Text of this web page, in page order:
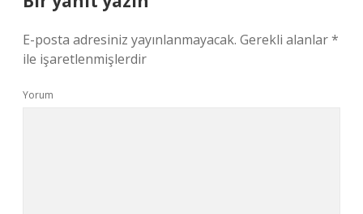
E-posta adresiniz yayınlanmayacak. Gerekli alanlar*
ile işaretlenmişlerdir
Yorum